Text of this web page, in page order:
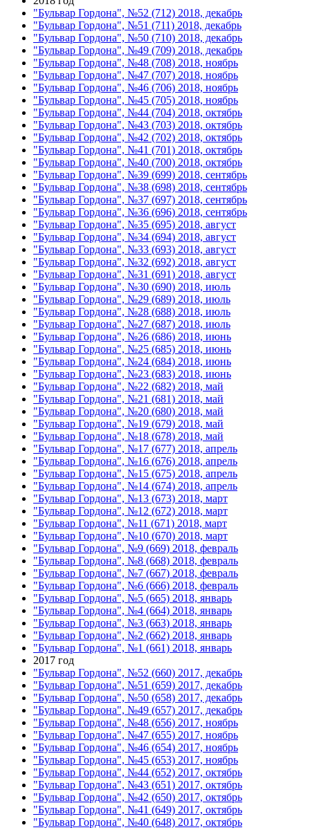
"Бульвар Гордона", №52 (712) 2018, декабрь
"Бульвар Гордона", №51 (711) 2018, декабрь
"Бульвар Гордона", №50 (710) 2018, декабрь
"Бульвар Гордона", №49 (709) 2018, декабрь
"Бульвар Гордона", №48 (708) 2018, ноябрь
"Бульвар Гордона", №47 (707) 2018, ноябрь
"Бульвар Гордона", №46 (706) 2018, ноябрь
"Бульвар Гордона", №45 (705) 2018, ноябрь
"Бульвар Гордона", №44 (704) 2018, октябрь
"Бульвар Гордона", №43 (703) 2018, октябрь
"Бульвар Гордона", №42 (702) 2018, октябрь
"Бульвар Гордона", №41 (701) 2018, октябрь
"Бульвар Гордона", №40 (700) 2018, октябрь
"Бульвар Гордона", №39 (699) 2018, сентябрь
"Бульвар Гордона", №38 (698) 2018, сентябрь
"Бульвар Гордона", №37 (697) 2018, сентябрь
"Бульвар Гордона", №36 (696) 2018, сентябрь
"Бульвар Гордона", №35 (695) 2018, август
"Бульвар Гордона", №34 (694) 2018, август
"Бульвар Гордона", №33 (693) 2018, август
"Бульвар Гордона", №32 (692) 2018, август
"Бульвар Гордона", №31 (691) 2018, август
"Бульвар Гордона", №30 (690) 2018, июль
"Бульвар Гордона", №29 (689) 2018, июль
"Бульвар Гордона", №28 (688) 2018, июль
"Бульвар Гордона", №27 (687) 2018, июль
"Бульвар Гордона", №26 (686) 2018, июнь
"Бульвар Гордона", №25 (685) 2018, июнь
"Бульвар Гордона", №24 (684) 2018, июнь
"Бульвар Гордона", №23 (683) 2018, июнь
"Бульвар Гордона", №22 (682) 2018, май
"Бульвар Гордона", №21 (681) 2018, май
"Бульвар Гордона", №20 (680) 2018, май
"Бульвар Гордона", №19 (679) 2018, май
"Бульвар Гордона", №18 (678) 2018, май
"Бульвар Гордона", №17 (677) 2018, апрель
"Бульвар Гордона", №16 (676) 2018, апрель
"Бульвар Гордона", №15 (675) 2018, апрель
"Бульвар Гордона", №14 (674) 2018, апрель
"Бульвар Гордона", №13 (673) 2018, март
"Бульвар Гордона", №12 (672) 2018, март
"Бульвар Гордона", №11 (671) 2018, март
"Бульвар Гордона", №10 (670) 2018, март
"Бульвар Гордона", №9 (669) 2018, февраль
"Бульвар Гордона", №8 (668) 2018, февраль
"Бульвар Гордона", №7 (667) 2018, февраль
"Бульвар Гордона", №6 (666) 2018, февраль
"Бульвар Гордона", №5 (665) 2018, январь
"Бульвар Гордона", №4 (664) 2018, январь
"Бульвар Гордона", №3 (663) 2018, январь
"Бульвар Гордона", №2 (662) 2018, январь
"Бульвар Гордона", №1 (661) 2018, январь
2017 год
"Бульвар Гордона", №52 (660) 2017, декабрь
"Бульвар Гордона", №51 (659) 2017, декабрь
"Бульвар Гордона", №50 (658) 2017, декабрь
"Бульвар Гордона", №49 (657) 2017, декабрь
"Бульвар Гордона", №48 (656) 2017, ноябрь
"Бульвар Гордона", №47 (655) 2017, ноябрь
"Бульвар Гордона", №46 (654) 2017, ноябрь
"Бульвар Гордона", №45 (653) 2017, ноябрь
"Бульвар Гордона", №44 (652) 2017, октябрь
"Бульвар Гордона", №43 (651) 2017, октябрь
"Бульвар Гордона", №42 (650) 2017, октябрь
"Бульвар Гордона", №41 (649) 2017, октябрь
"Бульвар Гордона", №40 (648) 2017, октябрь